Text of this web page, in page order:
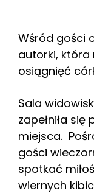
Wśród gości
autorki, która
osiągnięć
Sala
zapełniła
miejsca.
gości
spotkać
wiernych